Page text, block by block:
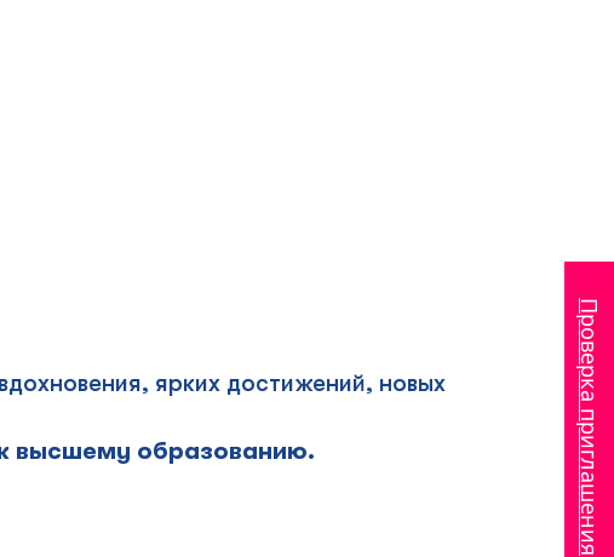
ярких достижений, новых
высшему образованию.
Проверка приглашения